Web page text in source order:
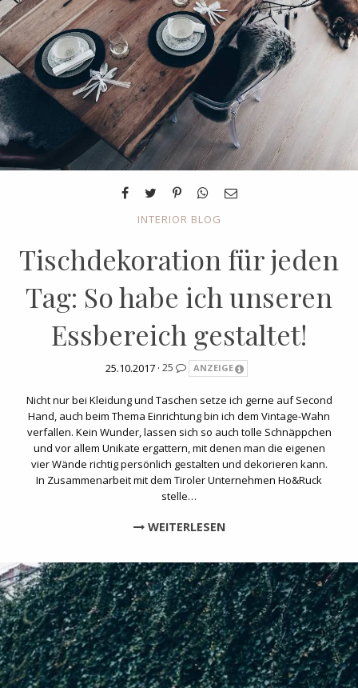
INTERIOR BLOG
Tischdekoration für jeden
Tag: So habe ich unseren
Essbereich gestaltet!
25.10.2017 · 25 ANZEIGE
Nicht nur bei Kleidung und Taschen setze ich gerne auf Second
Hand, auch beim Thema Einrichtung bin ich dem Vintage-Wahn
verfallen. Kein Wunder, lassen sich so auch tolle Schnäppchen
und vor allem Unikate ergattern, mit denen man die eigenen
vier Wände richtig persönlich gestalten und dekorieren kann.
In Zusammenarbeit mit dem Tiroler Unternehmen Ho&Ruck
stelle…
WEITERLESEN